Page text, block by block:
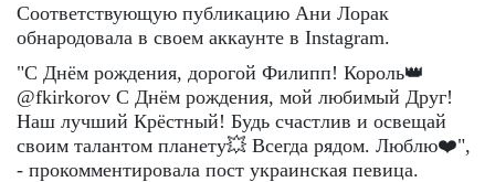
Соответствующую публикацию Ани Лорак
обнародовала в своем аккаунте в Instagram.
"С Днём рождения, дорогой Филипп! Король👑
@fkirkorov С Днём рождения, мой любимый Друг!
Наш лучший Крёстный! Будь счастлив и освещай
своим талантом планету💥 Всегда рядом. Люблю❤️",
- прокомментировала пост украинская певица.